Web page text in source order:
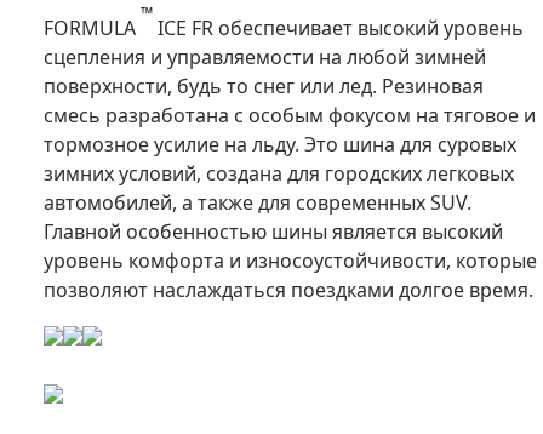
FORMULA
™
ICE FR обеспечивает высокий уровень
сцепления и управляемости на любой зимней
поверхности, будь то снег или лед. Резиновая
смесь разработана с особым фокусом на тяговое и
тормозное усилие на льду. Это шина для суровых
зимних условий, создана для городских легковых
автомобилей, а также для современных SUV.
Главной особенностью шины является высокий
уровень комфорта и износоустойчивости, которые
позволяют наслаждаться поездками долгое время.